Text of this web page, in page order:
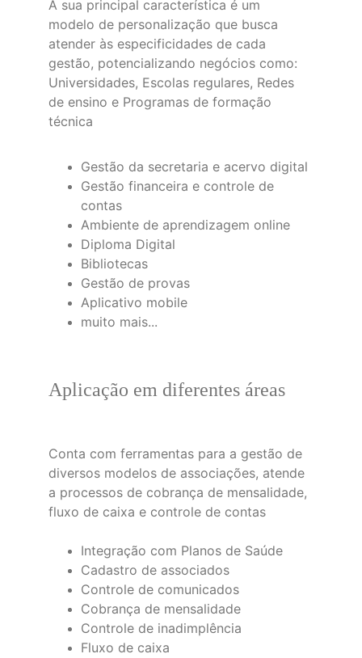
A sua principal característica é um
modelo de personalização que busca
atender às especificidades de cada
gestão, potencializando negócios como:
Universidades, Escolas regulares, Redes
de ensino e Programas de formação
técnica
Gestão da secretaria e acervo digital
Gestão financeira e controle de
contas
Ambiente de aprendizagem online
Diploma Digital
Bibliotecas
Gestão de provas
Aplicativo mobile
muito mais...
Conta com ferramentas para a gestão de
diversos modelos de associações, atende
a processos de cobrança de mensalidade,
fluxo de caixa e controle de contas
Integração com Planos de Saúde
Cadastro de associados
Controle de comunicados
Cobrança de mensalidade
Controle de inadimplência
Fluxo de caixa
Aplicação em diferentes áreas